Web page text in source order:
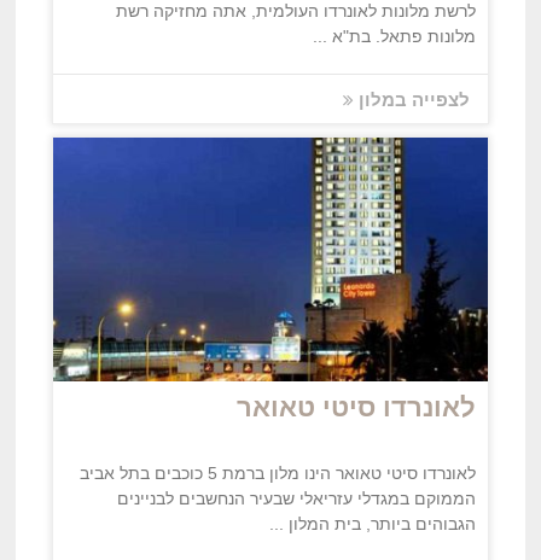
לרשת מלונות לאונרדו העולמית, אתה מחזיקה רשת
מלונות פתאל. בת"א ...
לצפייה במלון
לאונרדו סיטי טאואר
לאונרדו סיטי טאואר הינו מלון ברמת 5 כוכבים בתל אביב
הממוקם במגדלי עזריאלי שבעיר הנחשבים לבניינים
הגבוהים ביותר, בית המלון ...